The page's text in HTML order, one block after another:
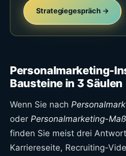
Strategiegespräch →
Personalmarketing-
Bausteine in 3 Säulen
Wenn Sie nach
oder Personalmarketing-
finden Sie meist drei
Karriereseite, Recruiting-